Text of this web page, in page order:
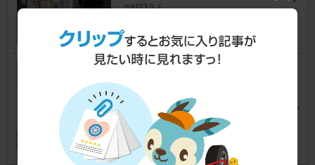
mkt33さん
スイフトスポーツ
ゴリラ化対策担当大臣さん
25